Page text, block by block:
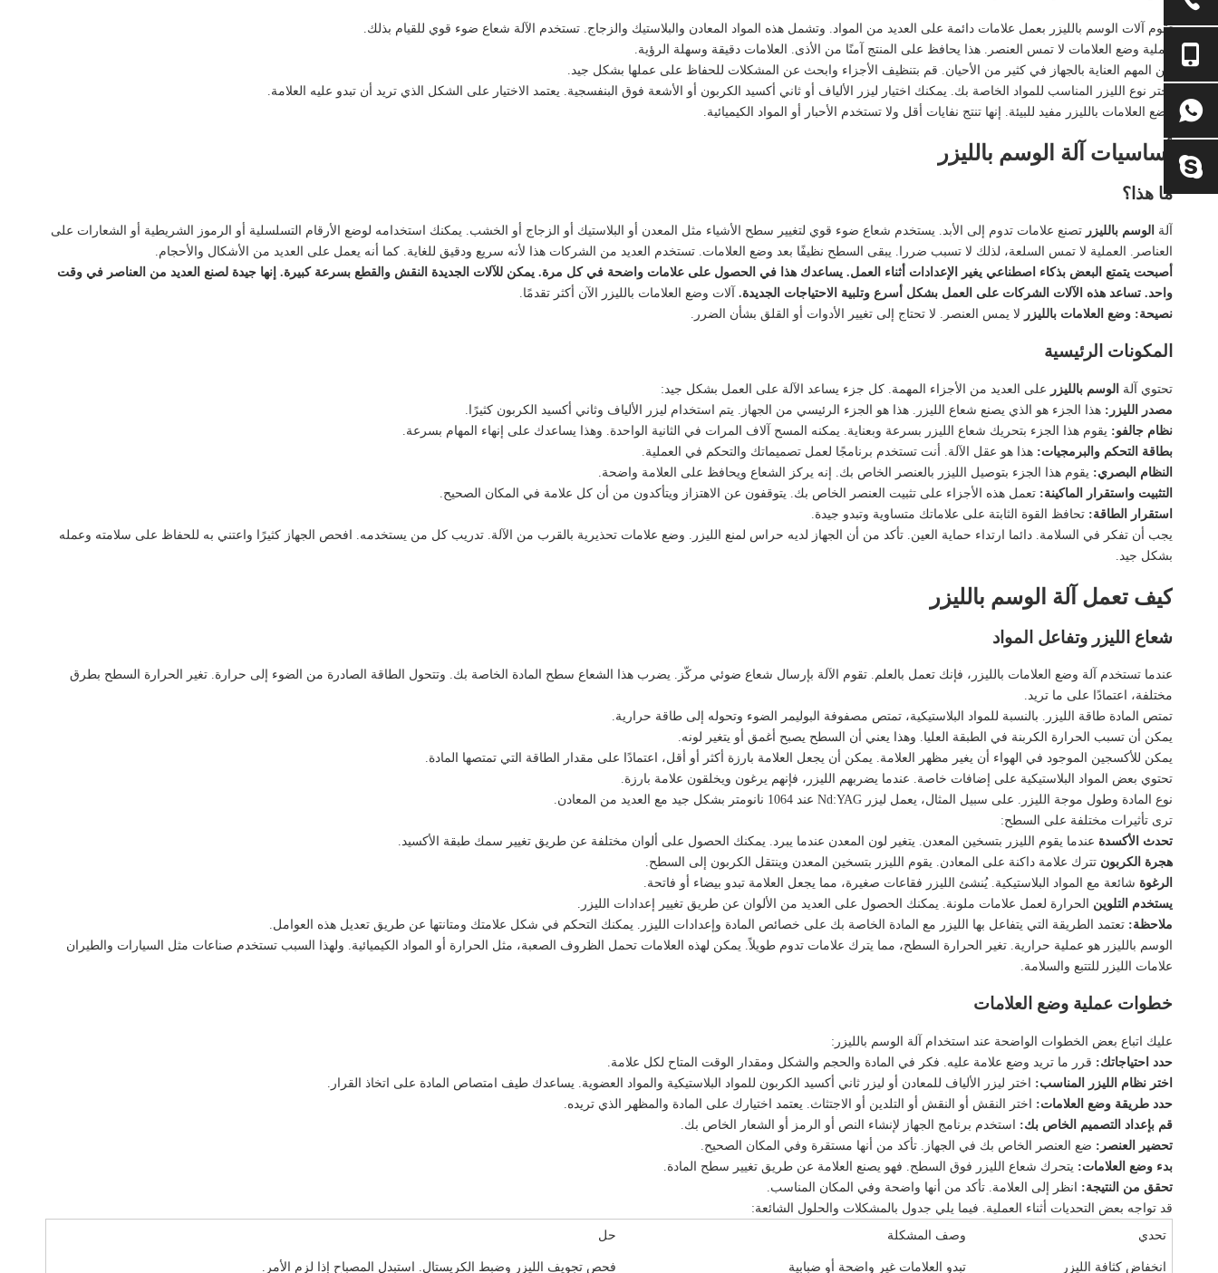
تقوم آلات الوسم بالليزر بعمل علامات دائمة على العديد من المواد. وتشمل هذه المواد المعادن والبلاستيك والزجاج. تستخدم الآلة شعاع ضوء قوي للقيام بذلك.
عملية وضع العلامات لا تمس العنصر. هذا يحافظ على المنتج آمنًا من الأذى. العلامات دقيقة وسهلة الرؤية.
من المهم العناية بالجهاز في كثير من الأحيان. قم بتنظيف الأجزاء وابحث عن المشكلات للحفاظ على عملها بشكل جيد.
اختر نوع الليزر المناسب للمواد الخاصة بك. يمكنك اختيار ليزر الألياف أو ثاني أكسيد الكربون أو الأشعة فوق البنفسجية. يعتمد الاختيار على الشكل الذي تريد أن تبدو عليه العلامة.
وضع العلامات بالليزر مفيد للبيئة. إنها تنتج نفايات أقل ولا تستخدم الأحبار أو المواد الكيميائية.
أساسيات آلة الوسم بالليزر
ما هذا؟
آلة الوسم بالليزر تصنع علامات تدوم إلى الأبد. يستخدم شعاع ضوء قوي لتغيير سطح الأشياء مثل المعدن أو البلاستيك أو الزجاج أو الخشب. يمكنك استخدامه لوضع الأرقام التسلسلية أو الرموز الشريطية أو الشعارات على
العناصر. العملية لا تمس السلعة، لذلك لا تسبب ضررا. يبقى السطح نظيفًا بعد وضع العلامات. تستخدم العديد من الشركات هذا لأنه سريع ودقيق للغاية. كما أنه يعمل على العديد من الأشكال والأحجام.
أصبحت يتمتع البعض بذكاء اصطناعي يغير الإعدادات أثناء العمل. يساعدك هذا في الحصول على علامات واضحة في كل مرة. يمكن للآلات الجديدة النقش والقطع بسرعة كبيرة. إنها جيدة لصنع العديد من العناصر في وقت
واحد. تساعد هذه الآلات الشركات على العمل بشكل أسرع وتلبية الاحتياجات الجديدة. آلات وضع العلامات بالليزر الآن أكثر تقدمًا.
نصيحة: وضع العلامات بالليزر لا يمس العنصر. لا تحتاج إلى تغيير الأدوات أو القلق بشأن الضرر.
المكونات الرئيسية
تحتوي آلة الوسم بالليزر على العديد من الأجزاء المهمة. كل جزء يساعد الآلة على العمل بشكل جيد:
مصدر الليزر: هذا الجزء هو الذي يصنع شعاع الليزر. هذا هو الجزء الرئيسي من الجهاز. يتم استخدام ليزر الألياف وثاني أكسيد الكربون كثيرًا.
نظام جالفو: يقوم هذا الجزء بتحريك شعاع الليزر بسرعة وبعناية. يمكنه المسح آلاف المرات في الثانية الواحدة. وهذا يساعدك على إنهاء المهام بسرعة.
بطاقة التحكم والبرمجيات: هذا هو عقل الآلة. أنت تستخدم برنامجًا لعمل تصميماتك والتحكم في العملية.
النظام البصري: يقوم هذا الجزء بتوصيل الليزر بالعنصر الخاص بك. إنه يركز الشعاع ويحافظ على العلامة واضحة.
التثبيت واستقرار الماكينة: تعمل هذه الأجزاء على تثبيت العنصر الخاص بك. يتوقفون عن الاهتزاز ويتأكدون من أن كل علامة في المكان الصحيح.
استقرار الطاقة: تحافظ القوة الثابتة على علاماتك متساوية وتبدو جيدة.
يجب أن تفكر في السلامة. دائما ارتداء حماية العين. تأكد من أن الجهاز لديه حراس لمنع الليزر. وضع علامات تحذيرية بالقرب من الآلة. تدريب كل من يستخدمه. افحص الجهاز كثيرًا واعتني به للحفاظ على سلامته وعمله
بشكل جيد.
كيف تعمل آلة الوسم بالليزر
شعاع الليزر وتفاعل المواد
عندما تستخدم آلة وضع العلامات بالليزر، فإنك تعمل بالعلم. تقوم الآلة بإرسال شعاع ضوئي مركّز. يضرب هذا الشعاع سطح المادة الخاصة بك. وتتحول الطاقة الصادرة من الضوء إلى حرارة. تغير الحرارة السطح بطرق
مختلفة، اعتمادًا على ما تريد.
تمتص المادة طاقة الليزر. بالنسبة للمواد البلاستيكية، تمتص مصفوفة البوليمر الضوء وتحوله إلى طاقة حرارية.
يمكن أن تسبب الحرارة الكربنة في الطبقة العليا. وهذا يعني أن السطح يصبح أغمق أو يتغير لونه.
يمكن للأكسجين الموجود في الهواء أن يغير مظهر العلامة. يمكن أن يجعل العلامة بارزة أكثر أو أقل، اعتمادًا على مقدار الطاقة التي تمتصها المادة.
تحتوي بعض المواد البلاستيكية على إضافات خاصة. عندما يضربهم الليزر، فإنهم يرغون ويخلقون علامة بارزة.
نوع المادة وطول موجة الليزر. على سبيل المثال، يعمل ليزر Nd:YAG عند 1064 نانومتر بشكل جيد مع العديد من المعادن.
ترى تأثيرات مختلفة على السطح:
تحدث الأكسدة عندما يقوم الليزر بتسخين المعدن. يتغير لون المعدن عندما يبرد. يمكنك الحصول على ألوان مختلفة عن طريق تغيير سمك طبقة الأكسيد.
هجرة الكربون تترك علامة داكنة على المعادن. يقوم الليزر بتسخين المعدن وينتقل الكربون إلى السطح.
الرغوة شائعة مع المواد البلاستيكية. يُنشئ الليزر فقاعات صغيرة، مما يجعل العلامة تبدو بيضاء أو فاتحة.
يستخدم التلوين
الحرارة لعمل علامات ملونة. يمكنك الحصول على العديد من الألوان عن طريق تغيير إعدادات الليزر.
ملاحظة: تعتمد الطريقة التي يتفاعل بها الليزر مع المادة الخاصة بك على خصائص المادة وإعدادات الليزر. يمكنك التحكم في شكل علامتك ومتانتها عن طريق تعديل هذه العوامل.
الوسم بالليزر هو عملية حرارية. تغير الحرارة السطح، مما يترك علامات تدوم طويلاً. يمكن لهذه العلامات تحمل الظروف الصعبة، مثل الحرارة أو المواد الكيميائية. ولهذا السبب تستخدم صناعات مثل السيارات والطيران
علامات الليزر للتتبع والسلامة.
خطوات عملية وضع العلامات
عليك اتباع بعض الخطوات الواضحة عند استخدام آلة الوسم بالليزر:
حدد احتياجاتك: قرر ما تريد وضع علامة عليه. فكر في المادة والحجم والشكل ومقدار الوقت المتاح لكل علامة.
اختر نظام الليزر المناسب:
اختر ليزر الألياف للمعادن
أو ليزر ثاني أكسيد الكربون للمواد البلاستيكية والمواد العضوية. يساعدك طيف امتصاص المادة على اتخاذ القرار.
حدد طريقة وضع العلامات:
اختر النقش أو النقش أو التلدين أو الاجتثاث. يعتمد اختيارك على المادة والمظهر الذي تريده.
قم بإعداد التصميم الخاص بك:
استخدم برنامج الجهاز لإنشاء النص أو الرمز أو الشعار الخاص بك.
تحضير العنصر: ضع العنصر الخاص بك في الجهاز. تأكد من أنها مستقرة وفي المكان الصحيح.
بدء وضع العلامات: يتحرك شعاع الليزر فوق السطح. فهو يصنع العلامة عن طريق تغيير سطح المادة.
تحقق من النتيجة:
انظر إلى العلامة. تأكد من أنها واضحة وفي المكان المناسب.
قد تواجه بعض التحديات أثناء العملية. فيما يلي جدول بالمشكلات والحلول الشائعة:
تحدي
وصف المشكلة حل
انخفاض كثافة الليزر تبدو العلامات غير واضحة أو ضبابية فحص تجويف الليزر وضبط الكريستال. استبدل المصباح إذا لزم الأمر.